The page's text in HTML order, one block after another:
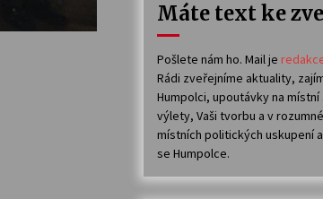
Máte text ke
Pošlete nám ho. Mail je
Rádi zveřejníme aktuality,
Humpolci, upoutávky na
výlety, Vaši tvorbu a v
místních politických uskupení
se Humpolce.